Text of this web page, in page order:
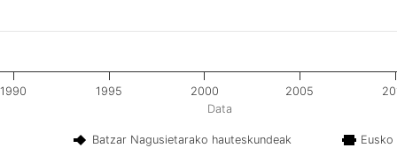
Data
Batzar Nagusietarako hauteskundeak
1990 1995 2000 2005